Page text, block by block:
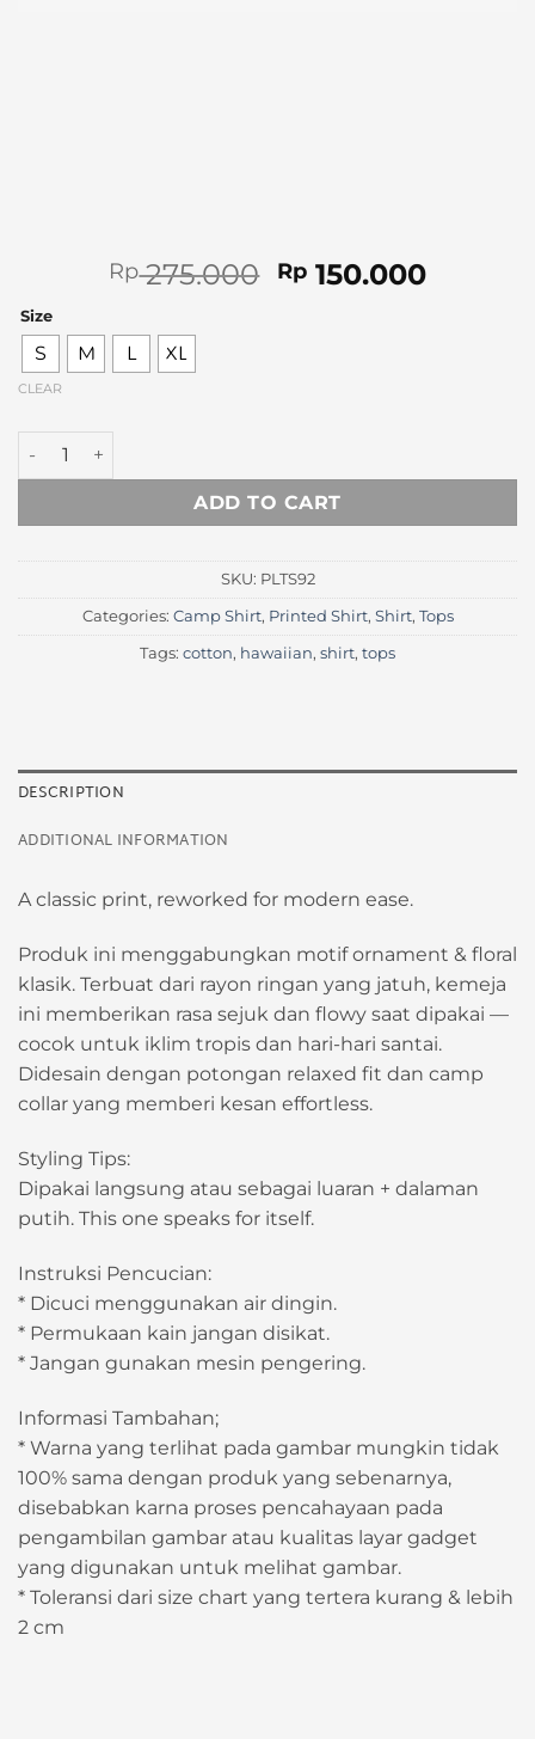
Rp275.000 Original
Rp150.000
Size
S M L XL
CLEAR
Green Ornament Printed Shirt quantity
ADD TO CART
SKU: PLTS92
Categories: Camp Shirt, Printed Shirt, Shirt, Tops
Tags: cotton, hawaiian, shirt, tops
DESCRIPTION
ADDITIONAL INFORMATION
A classic print, reworked for modern ease.
Produk ini menggabungkan motif ornament & floral
klasik. Terbuat dari rayon ringan yang jatuh, kemeja
ini memberikan rasa sejuk dan flowy saat dipakai —
cocok untuk iklim tropis dan hari-hari santai.
Didesain dengan potongan relaxed fit dan camp
collar yang memberi kesan effortless.
Styling Tips:
Dipakai langsung atau sebagai luaran + dalaman
putih. This one speaks for itself.
Instruksi Pencucian:
* Dicuci menggunakan air dingin.
* Permukaan kain jangan disikat.
* Jangan gunakan mesin pengering.
Informasi Tambahan;
* Warna yang terlihat pada gambar mungkin tidak
100% sama dengan produk yang sebenarnya,
disebabkan karna proses pencahayaan pada
pengambilan gambar atau kualitas layar gadget
yang digunakan untuk melihat gambar.
* Toleransi dari size chart yang tertera kurang & lebih
2 cm